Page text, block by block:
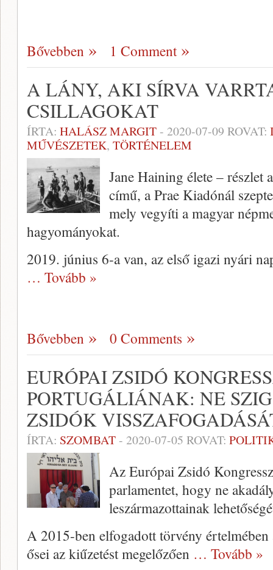
Bővebben 1 Comment
A LÁNY, AKI SÍRVA
CSILLAGOKAT
ÍRTA: HALÁSZ MARGIT- 2020-07-09 ROVAT:
MŰVÉSZETEK, TÖRTÉNELEM
Jane Haining élete – részlet
című, a Prae Kiadónál
mely vegyíti a magyar
hagyományokat.
2019. június 6-a van, az első igazi nyári
… Tovább »
Bővebben 0 Comments
EURÓPAI ZSIDÓ
PORTUGÁLIÁNAK: NE
ZSIDÓK
ÍRTA: SZOMBAT- 2020-07-05 ROVAT:
Az Európai Zsidó
parlamentet, hogy ne
leszármazottainak
A 2015-ben elfogadott törvény
ősei az kiűzetést megelőzően … Tovább »